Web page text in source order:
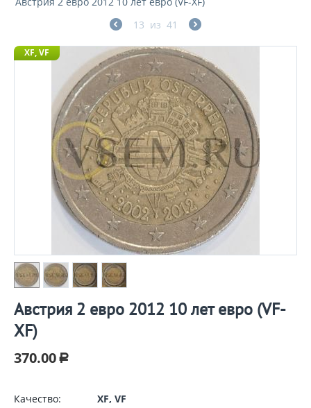
13 из 41
XF, VF
Австрия 2 евро 2012 10 лет евро (VF-
XF)
370.00 Р
Качество:
XF, VF